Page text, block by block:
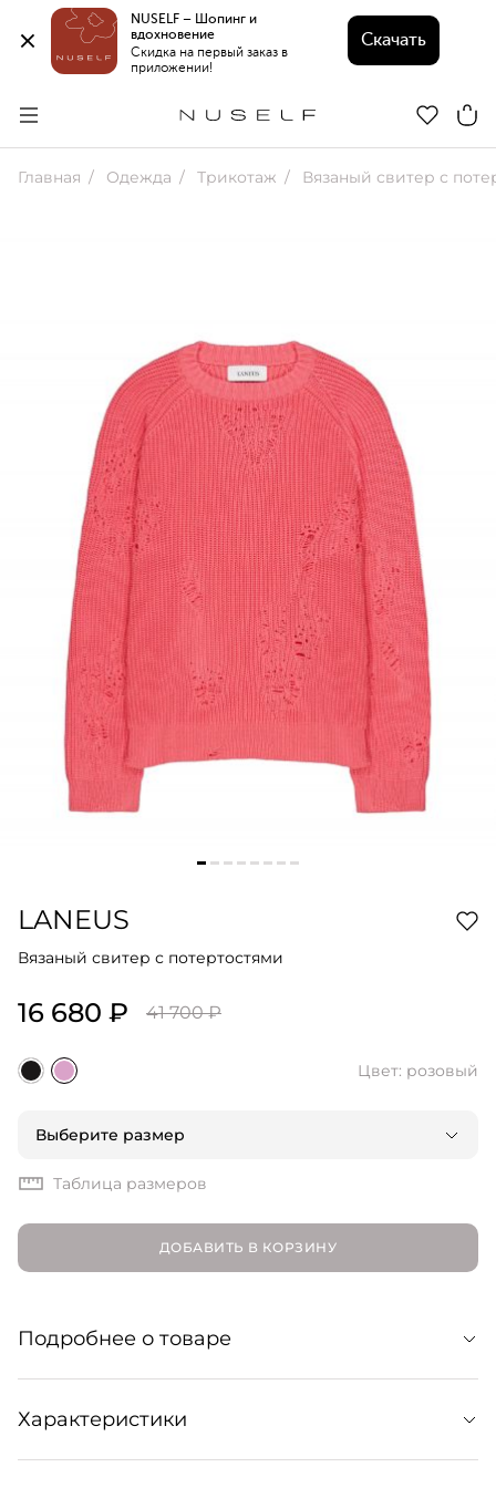
NUSELF – Шопинг и
вдохновение
Скидка на первый заказ в
приложении!
Скачать
Главная Одежда Трикотаж Вязаный свитер с
LANEUS
Вязаный свитер с потертостями
16 680 ₽ 41 700 ₽
Цвет: розовый
Выберите размер
Таблица размеров
ДОБАВИТЬ В КОРЗИНУ
Подробнее о товаре
Вязаный свитер из мягкой пряжи в актуальном
дизайне с потертостями. Расслабленный силуэт
Характеристики